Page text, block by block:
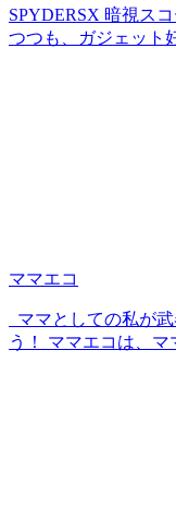
SPYDERSX 暗視ス
つつも、ガジェット
ママエコ
ママとしての私が
う！ ママエコは、